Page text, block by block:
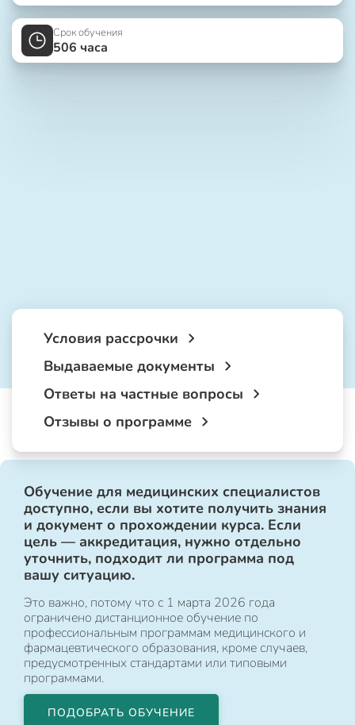
Срок обучения
506 часа
Условия рассрочки
Выдаваемые документы
Ответы на частные вопросы
Отзывы о программе
Обучение для медицинских специалистов
доступно, если вы хотите получить знания
и документ о прохождении курса. Если
цель — аккредитация, нужно отдельно
уточнить, подходит ли программа под
вашу ситуацию.
Это важно, потому что с 1 марта 2026 года
ограничено дистанционное обучение по
профессиональным программам медицинского и
фармацевтического образования, кроме случаев,
предусмотренных стандартами или типовыми
программами.
ПОДОБРАТЬ ОБУЧЕНИЕ